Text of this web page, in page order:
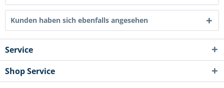
Kunden haben sich ebenfalls angesehen
Service
Shop Service